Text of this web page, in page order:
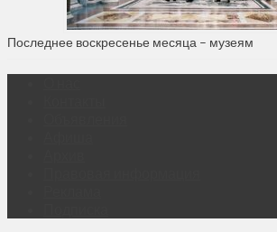
Последнее воскресенье месяца – музеям